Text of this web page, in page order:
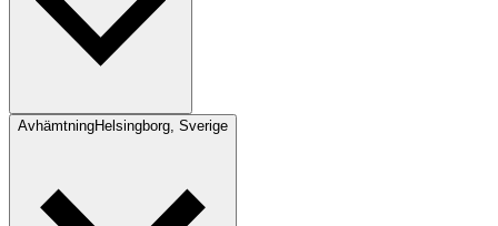
AvhämtningHelsingborg, Sverige